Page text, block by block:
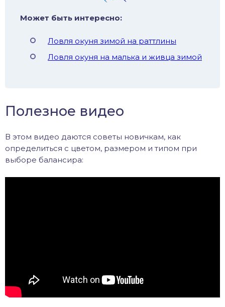
Может быть интересно:
Ловля окуня зимой на раттлины
Ловля окуня на малька и живца зимой
Полезное видео
В этом видео даются советы новичкам, как
определиться с цветом, размером и типом при
выборе балансира: